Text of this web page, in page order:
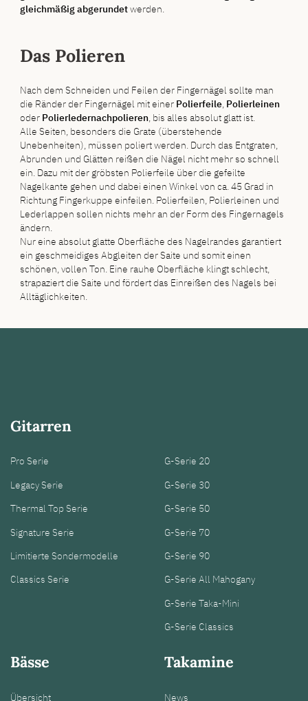
gleichmäßig abgerundetwerden.
Das Polieren
Nach dem Schneiden und Feilen der Fingernägel sollte man
die Ränder der Fingernägel mit einer Polierfeile, Polierleinen
oder Polierledernachpolieren, bis alles absolut glatt ist.
Alle Seiten, besonders die Grate (überstehende
Unebenheiten), müssen poliert werden. Durch das Entgraten,
Abrunden und Glätten reißen die Nägel nicht mehr so schnell
ein. Dazu mit der gröbsten Polierfeile über die gefeilte
Nagelkante gehen und dabei einen Winkel von ca. 45 Grad in
Richtung Fingerkuppe einfeilen. Polierfeilen, Polierleinen und
Lederlappen sollen nichts mehr an der Form des Fingernagels
ändern.
Nur eine absolut glatte Oberfläche des Nagelrandes garantiert
ein geschmeidiges Abgleiten der Saite und somit einen
schönen, vollen Ton. Eine rauhe Oberfläche klingt schlecht,
strapaziert die Saite und fördert das Einreißen des Nagels bei
Alltäglichkeiten.
Gitarren
Pro Serie
Legacy Serie
Thermal Top Serie
Signature Serie
Limitierte Sondermodelle
Classics Serie
G-Serie 20
G-Serie 30
G-Serie 50
G-Serie 70
G-Serie 90
G-Serie All Mahogany
G-Serie Taka-Mini
G-Serie Classics
Bässe
Übersicht
Takamine
News